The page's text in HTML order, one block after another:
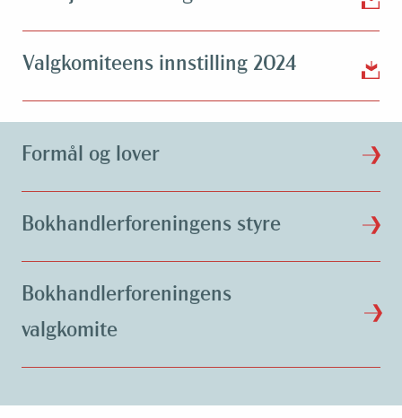
Valgkomiteens innstilling 2024
Formål og lover
Bokhandlerforeningens styre
Bokhandlerforeningens
valgkomite